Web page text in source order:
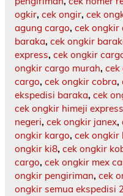
ogkir, cek ongir, cek
agung cargo, cek ongkir
baraka, cek ongkir
express, cek ongkir
ongkir cargo murah, cek
cargo, cek ongkir cobra,
ekspedisi baraka, cek
cek ongkir himeji express
negeri, cek ongkir janex,
ongkir kargo, cek ongkir
ongkir ki8, cek ongkir
cargo, cek ongkir mex
ongkir pengiriman, cek
ongkir semua ekspedisi